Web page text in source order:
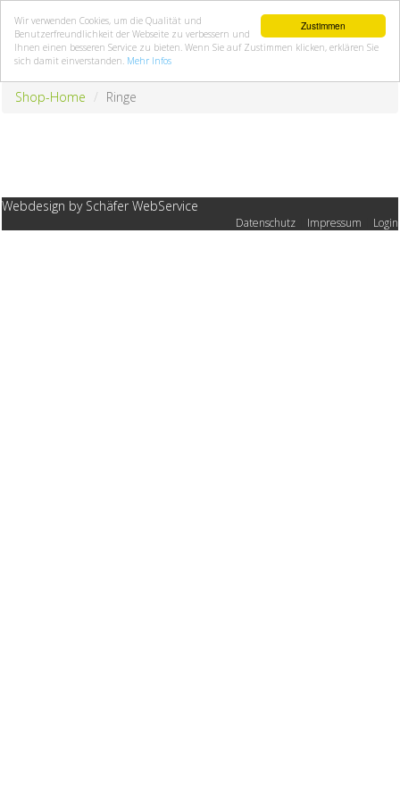
Zustimmen
Wir verwenden Cookies, um die Qualität und
Benutzerfreundlichkeit der Webseite zu verbessern und
Ihnen einen besseren Service zu bieten. Wenn Sie auf Zustimmen klicken, erklären Sie
sich damit einverstanden. Mehr Infos
Shop-Home Ringe
Webdesign by Schäfer WebService
Datenschutz Impressum Login